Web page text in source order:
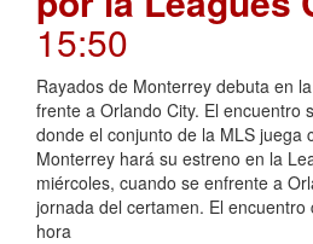
15:50
Rayados de Monterrey debuta en
frente a Orlando City. El encuentro
donde el conjunto de la MLS juega
Monterrey hará su estreno en la
miércoles, cuando se enfrente a
jornada del certamen. El
hora